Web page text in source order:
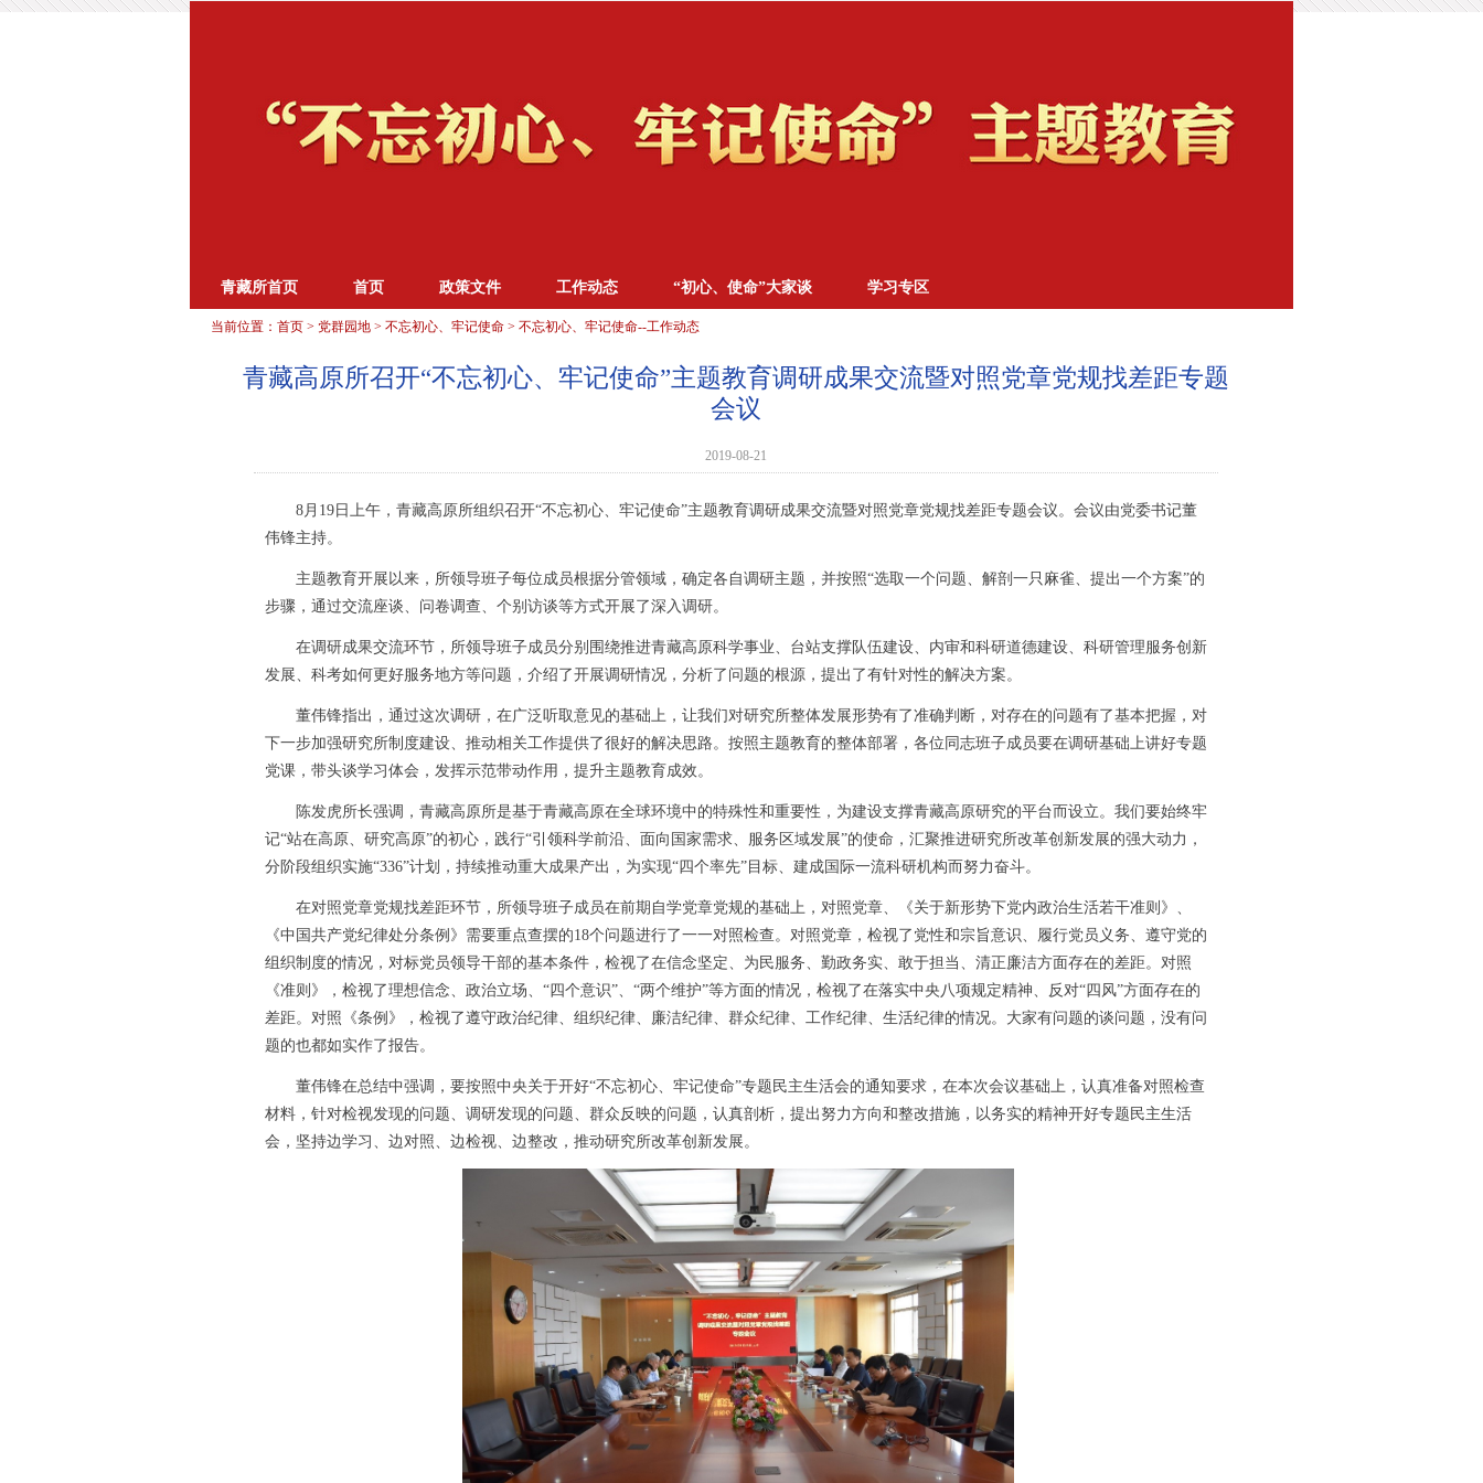
青藏所首页 首页 政策文件 工作动态 “初心、使命”大家谈 学习专区
当前位置： 首页 > 党群园地 > 不忘初心、牢记使命 > 不忘初心、牢记使命--工作动态
青藏高原所召开“不忘初心、牢记使命”主题教育调研成果交流暨对照党章党规找差距专题
会议
2019-08-21
8月19日上午，青藏高原所组织召开“不忘初心、牢记使命”主题教育调研成果交流暨对照党章党规找差距专题会议。会议由党委书记董
伟锋主持。
主题教育开展以来，所领导班子每位成员根据分管领域，确定各自调研主题，并按照“选取一个问题、解剖一只麻雀、提出一个方案”的
步骤，通过交流座谈、问卷调查、个别访谈等方式开展了深入调研。
在调研成果交流环节，所领导班子成员分别围绕推进青藏高原科学事业、台站支撑队伍建设、内审和科研道德建设、科研管理服务创新
发展、科考如何更好服务地方等问题，介绍了开展调研情况，分析了问题的根源，提出了有针对性的解决方案。
董伟锋指出，通过这次调研，在广泛听取意见的基础上，让我们对研究所整体发展形势有了准确判断，对存在的问题有了基本把握，对
下一步加强研究所制度建设、推动相关工作提供了很好的解决思路。按照主题教育的整体部署，各位同志班子成员要在调研基础上讲好专题
党课，带头谈学习体会，发挥示范带动作用，提升主题教育成效。
陈发虎所长强调，青藏高原所是基于青藏高原在全球环境中的特殊性和重要性，为建设支撑青藏高原研究的平台而设立。我们要始终牢
记“站在高原、研究高原”的初心，践行“引领科学前沿、面向国家需求、服务区域发展”的使命，汇聚推进研究所改革创新发展的强大动力，
分阶段组织实施“336”计划，持续推动重大成果产出，为实现“四个率先”目标、建成国际一流科研机构而努力奋斗。
在对照党章党规找差距环节，所领导班子成员在前期自学党章党规的基础上，对照党章、《关于新形势下党内政治生活若干准则》、
《中国共产党纪律处分条例》需要重点查摆的18个问题进行了一一对照检查。对照党章，检视了党性和宗旨意识、履行党员义务、遵守党的
组织制度的情况，对标党员领导干部的基本条件，检视了在信念坚定、为民服务、勤政务实、敢于担当、清正廉洁方面存在的差距。对照
《准则》，检视了理想信念、政治立场、“四个意识”、“两个维护”等方面的情况，检视了在落实中央八项规定精神、反对“四风”方面存在的
差距。对照《条例》，检视了遵守政治纪律、组织纪律、廉洁纪律、群众纪律、工作纪律、生活纪律的情况。大家有问题的谈问题，没有问
题的也都如实作了报告。
董伟锋在总结中强调，要按照中央关于开好“不忘初心、牢记使命”专题民主生活会的通知要求，在本次会议基础上，认真准备对照检查
材料，针对检视发现的问题、调研发现的问题、群众反映的问题，认真剖析，提出努力方向和整改措施，以务实的精神开好专题民主生活
会，坚持边学习、边对照、边检视、边整改，推动研究所改革创新发展。